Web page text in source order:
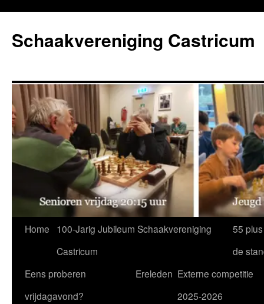
de
inhoud
Schaakvereniging Castricum
Home
100-Jarig Jubileum Schaakvereniging
Castricum
55
de
Eens proberen
vrijdagavond?
Ereleden Externe competitie
2025-2026